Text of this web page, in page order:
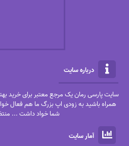
درباره سایت
سایت پارسی رمان یک مرجع معتبر برای خرید
همراه باشید به زودی اپ بزرگ ما هم فعال
شما خواد داشت ...
آمار سایت